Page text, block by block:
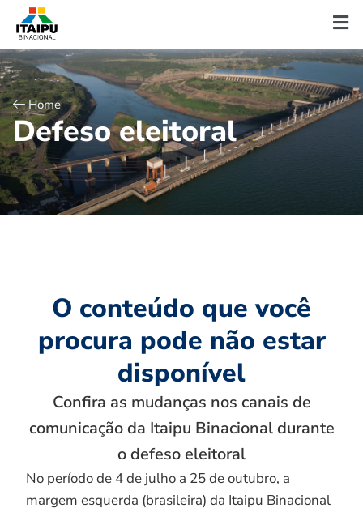
Home
Defeso eleitoral
O conteúdo que você
procura pode não estar
disponível
Confira as mudanças nos canais de
comunicação da Itaipu Binacional durante
o defeso eleitoral
No período de 4 de julho a 25 de outubro, a
margem esquerda (brasileira) da Itaipu Binacional